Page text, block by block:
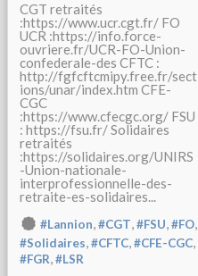
CGT retraités
:https://www.ucr.cgt.fr/ FO
UCR :https://info.force-
ouvriere.fr/UCR-FO-Union-
confederale-des CFTC :
http://fgfcftcmipy.free.fr/sect
ions/unar/index.htm CFE-
CGC
:https://www.cfecgc.org/ FSU
: https://fsu.fr/ Solidaires
retraités
:https://solidaires.org/UNIRS
-Union-nationale-
interprofessionnelle-des-
retraite-es-solidaires...
#Lannion,#CGT,#FSU,#FO,
#Solidaires,#CFTC,#CFE-CGC,
#FGR,#LSR